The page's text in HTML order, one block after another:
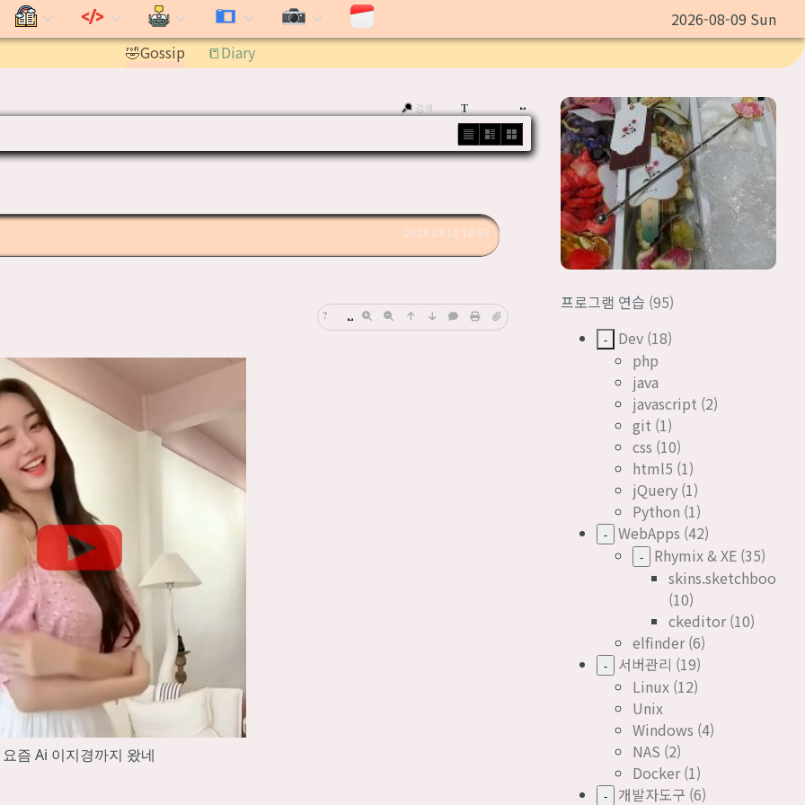
2026-08-09 Sun
🤣Gossip
📒Diary
T
검색
ListZineGallery
2024.03.10 18:59
?
요즘 Ai 이지경까지 왔네
프로그램 연습 (95)
- Dev (18)
php
java
javascript (2)
git (1)
css (10)
html5 (1)
jQuery (1)
Python (1)
- WebApps (42)
- Rhymix & XE (35)
skins.sketchbook5
(10)
ckeditor (10)
elfinder (6)
- 서버관리 (19)
Linux (12)
Unix
Windows (4)
NAS (2)
Docker (1)
- 개발자도구 (6)